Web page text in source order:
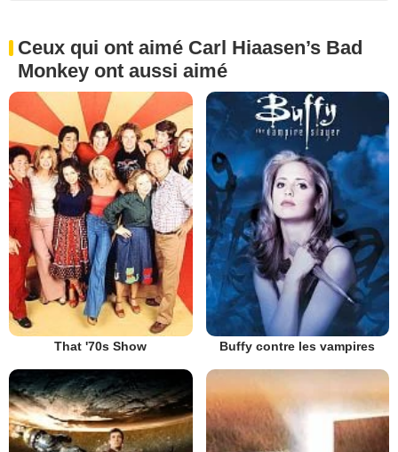
Ceux qui ont aimé Carl Hiaasen’s Bad
Monkey ont aussi aimé
That '70s Show Buffy contre les vampires